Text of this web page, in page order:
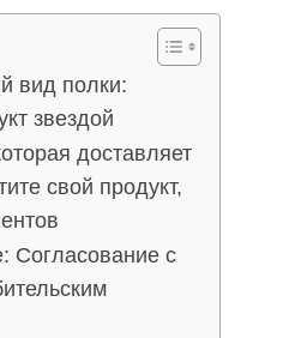
вид полки:
звездой
доставляет
свой продукт,
Согласование с